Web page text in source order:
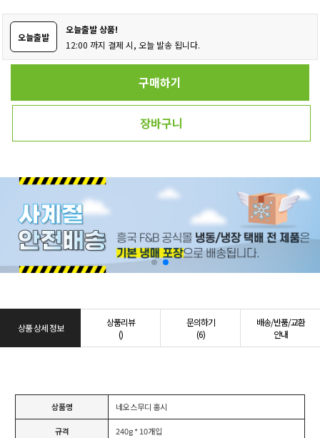
오늘출발
오늘출발 상품!
12:00 까지 결제 시, 오늘 발송 됩니다.
구매하기
장바구니
상품 상세 정보
상품리뷰
()
문의하기
(6)
배송/반품/교환
안내
상품명 네오스무디 홍시
규격 240g * 10개입